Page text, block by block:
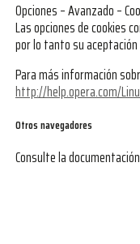
Opciones – Avanzado –
Las opciones de cookies
por lo tanto su aceptación
Para más información
http://help.opera.com/
Otros navegadores
Consulte la